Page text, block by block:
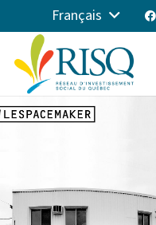
Français